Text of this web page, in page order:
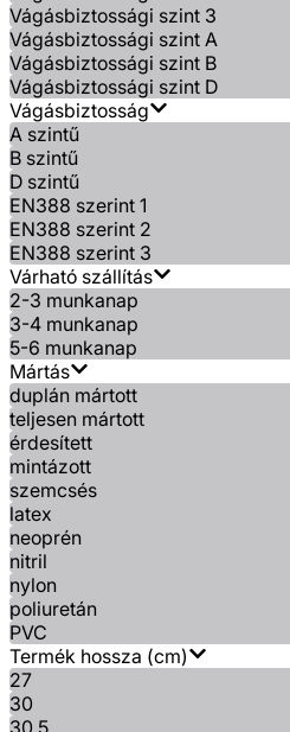
Vágásbiztossági szint 3
Vágásbiztossági szint A
Vágásbiztossági szint B
Vágásbiztossági szint D
Vágásbiztosság
A szintű
B szintű
D szintű
EN388 szerint 1
EN388 szerint 2
EN388 szerint 3
Várható szállítás
2-3 munkanap
3-4 munkanap
5-6 munkanap
Mártás
duplán mártott
teljesen mártott
érdesített
mintázott
szemcsés
latex
neoprén
nitril
nylon
poliuretán
PVC
Termék hossza (cm)
27
30
30,5